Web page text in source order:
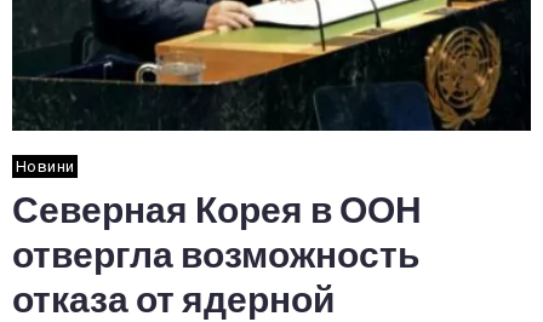
Новини
Северная Корея в ООН
отвергла возможность
отказа от ядерной